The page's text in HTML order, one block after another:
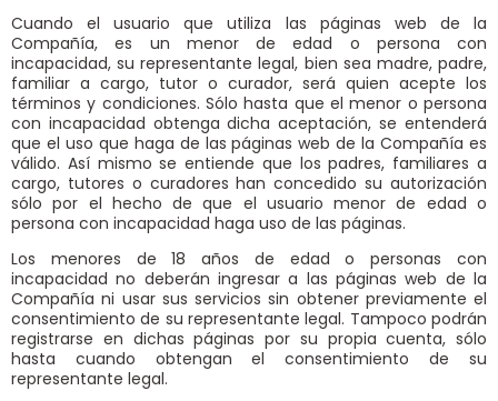
Cuando el usuario que utiliza las páginas web de la
Compañía, es un menor de edad o persona con
incapacidad, su representante legal, bien sea madre, padre,
familiar a cargo, tutor o curador, será quien acepte los
términos y condiciones. Sólo hasta que el menor o persona
con incapacidad obtenga dicha aceptación, se entenderá
que el uso que haga de las páginas web de la Compañía es
válido. Así mismo se entiende que los padres, familiares a
cargo, tutores o curadores han concedido su autorización
sólo por el hecho de que el usuario menor de edad o
persona con incapacidad haga uso de las páginas.
Los menores de 18 años de edad o personas con
incapacidad no deberán ingresar a las páginas web de la
Compañía ni usar sus servicios sin obtener previamente el
consentimiento de su representante legal. Tampoco podrán
registrarse en dichas páginas por su propia cuenta, sólo
hasta cuando obtengan el consentimiento de su
representante legal.